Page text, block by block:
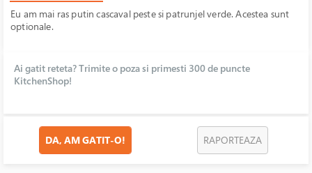
Eu am mai ras putin cascaval peste si patrunjel verde. Acestea sunt
optionale.
Ai gatit reteta? Trimite o poza si primesti 300 de puncte
KitchenShop!
DA, AM GATIT-O! RAPORTEAZA